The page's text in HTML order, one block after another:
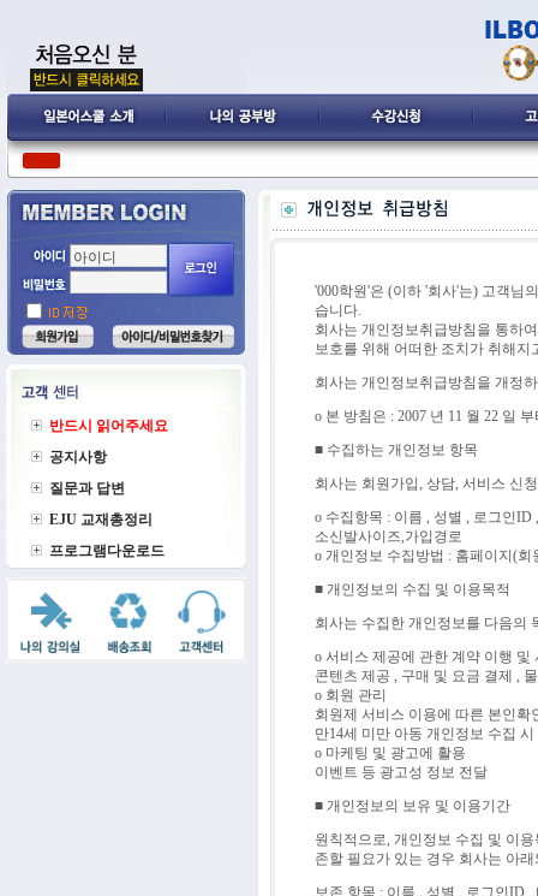
반드시 읽어주세요
공지사항
질문과 답변
EJU 교재총정리
프로그램다운로드
'000학원'은 (이하 '회사'는) 고객님
습니다.
회사는 개인정보취급방침을 통하
보호를 위해 어떠한 조치가 취해지
회사는 개인정보취급방침을 개정
ο 본 방침은 : 2007 년 11 월 22 일
■ 수집하는 개인정보 항목
회사는 회원가입, 상담, 서비스 신
ο 수집항목 : 이름 , 성별 , 로그인
소신발사이즈,가입경로
ο 개인정보 수집방법 : 홈페이지(회
■ 개인정보의 수집 및 이용목적
회사는 수집한 개인정보를 다음의
ο 서비스 제공에 관한 계약 이행 및
콘텐츠 제공 , 구매 및 요금 결제 ,
ο 회원 관리
회원제 서비스 이용에 따른 본인확
만14세 미만 아동 개인정보 수집
ο 마케팅 및 광고에 활용
이벤트 등 광고성 정보 전달
■ 개인정보의 보유 및 이용기간
원칙적으로, 개인정보 수집 및 이
존할 필요가 있는 경우 회사는 아
보존 항목 : 이름 , 성별 , 로그인ID